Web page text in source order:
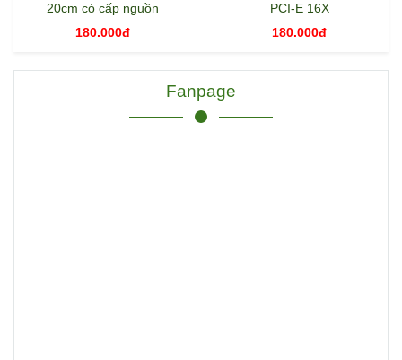
20cm có cấp nguồn
180.000đ
PCI-E 16X
180.000đ
Fanpage